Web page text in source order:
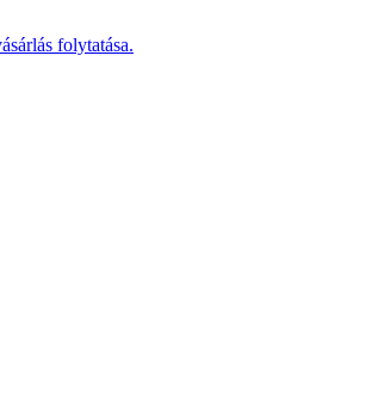
folytatása.